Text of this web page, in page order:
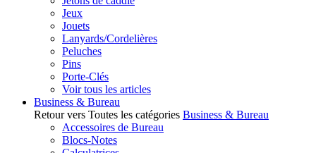
Jeux
Jouets
Lanyards/Cordelières
Peluches
Pins
Porte-Clés
Voir tous les articles
Business & Bureau
Retour vers Toutes les catégories Business & Bureau
Accessoires de Bureau
Blocs-Notes